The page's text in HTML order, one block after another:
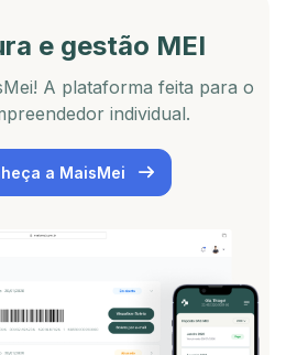
e gestão MEI
A plataforma feita para o
individual.
a MaisMei